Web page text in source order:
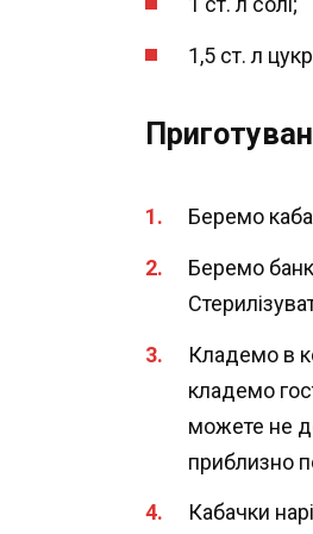
1,5 ст. л
Беремо
Беремо
Кладемо в
кладемо
можете не
приблизно
Кабачки